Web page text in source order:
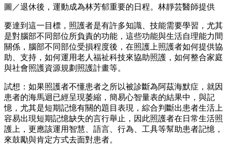
圖／退休後，運動成為林芳郁重要的日程。林靜芸醫師提供
要達到這一目標，照護者是有許多知識、技能需要學習，尤其
是對腦部不同部位所負責的功能，這些功能與生活自理能力間
關係，腦部不同部位受損程度後，在照護上照護者如何提供協
助、支持，如何運用老人福祉科技來協助照護，如何整合家庭
與社會照護資源規劃照護計畫等。
試想：如果照護者不懂患者之所以被診斷為阿茲海默症，就因
患者的海馬迴已經呈現萎縮，簡易心智量表的結果中，與記
憶，尤其是短期記憶有關的題目表現，綜合判斷出患者生活上
容易出現短期記憶缺失的言行舉止，因此照護者在日常生活照
護上，更應該運用智慧、語言、行為、工具等幫助患者記憶，
來鼓勵與肯定方式去面對患者。